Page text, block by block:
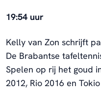
19:54 uur
Kelly van Zon schrijft
De Brabantse
Spelen op rij het goud
2012, Rio 2016 en